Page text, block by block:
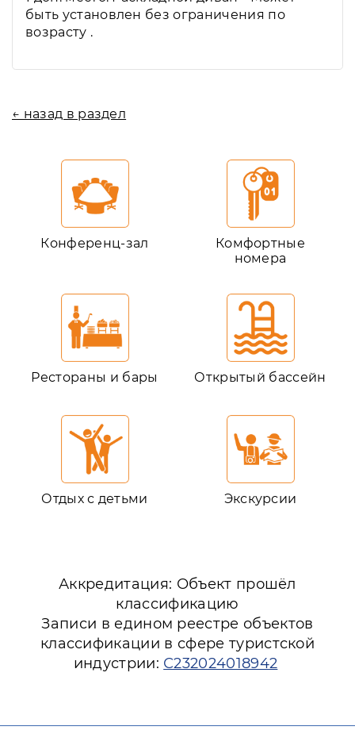
быть установлен без ограничения по
возрасту .
← назад в раздел
Конференц-зал
Комфортные
номера
Рестораны и бары Открытый бассейн
Отдых с детьми Экскурсии
Аккредитация: Объект прошёл
классификацию
Записи в едином реестре объектов
классификации в сфере туристской
индустрии: С232024018942